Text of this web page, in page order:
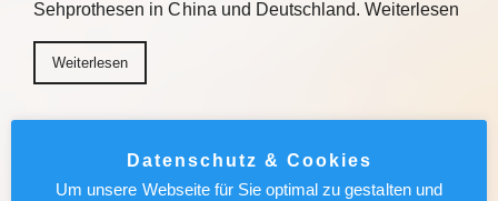
Sehprothesen in China und Deutschland. Weiterlesen
Weiterlesen
Thüringen: Polizei-Drohnen fangen
Schilderdiebe
Datenschutz & Cookies
Um unsere Webseite für Sie optimal zu gestalten und